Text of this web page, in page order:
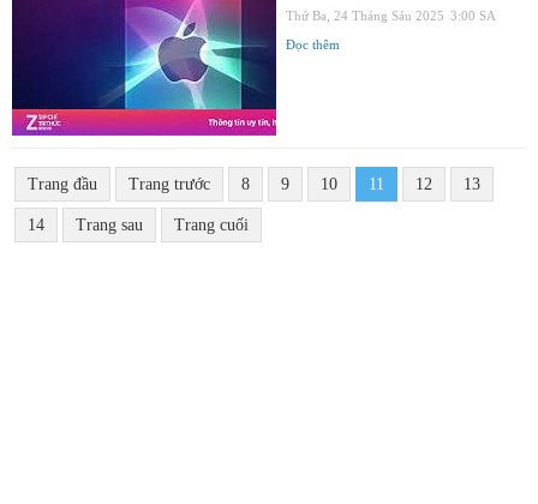
Thứ Ba, 24 Tháng Sáu 2025 3:00 SA
Đọc thêm
Trang đầu Trang trước 8 9 10 11 12 13
14 Trang sau Trang cuối